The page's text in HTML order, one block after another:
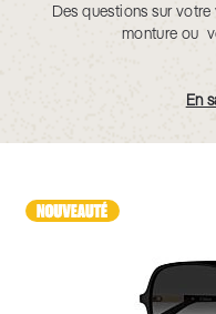
Des questions sur
monture ou
En